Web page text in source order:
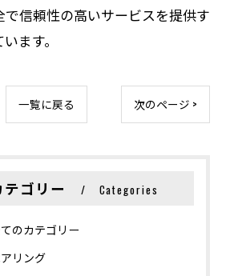
信頼性の高いサービスを提供す
ます。
一覧に戻る 次のページ >
テゴリー Categories
のカテゴリー
リング